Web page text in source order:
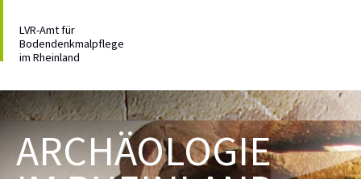
LVR-Amt für
Bodendenkmalpflege
im Rheinland
ARCHÄOLOGIE